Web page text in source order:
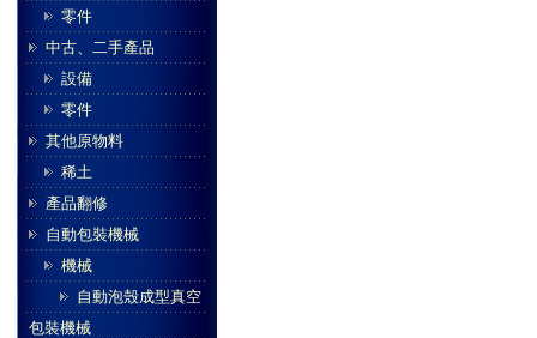
零件
中古、二手產品
設備
零件
其他原物料
稀土
產品翻修
自動包裝機械
機械
自動泡殼成型真空
包裝機械